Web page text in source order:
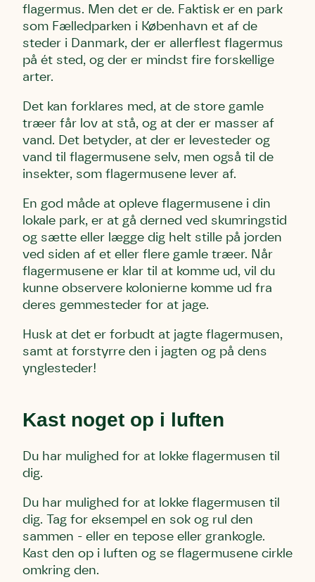
flagermus. Men det er de. Faktisk er en park
som Fælledparken i København et af de
steder i Danmark, der er allerflest flagermus
på ét sted, og der er mindst fire forskellige
arter.
Det kan forklares med, at de store gamle
træer får lov at stå, og at der er masser af
vand. Det betyder, at der er levesteder og
vand til flagermusene selv, men også til de
insekter, som flagermusene lever af.
En god måde at opleve flagermusene i din
lokale park, er at gå derned ved skumringstid
og sætte eller lægge dig helt stille på jorden
ved siden af et eller flere gamle træer. Når
flagermusene er klar til at komme ud, vil du
kunne observere kolonierne komme ud fra
deres gemmesteder for at jage.
Husk at det er forbudt at jagte flagermusen,
samt at forstyrre den i jagten og på dens
ynglesteder!
Kast noget op i luften
Du har mulighed for at lokke flagermusen til
dig.
Du har mulighed for at lokke flagermusen til
dig. Tag for eksempel en sok og rul den
sammen - eller en tepose eller grankogle.
Kast den op i luften og se flagermusene cirkle
omkring den.
Du skriver under på
Test
Linie 2
Fornavn
Efternavn
Email
Telefon
Danmarks Naturfredningsforening må gerne kontakte mig
underskriftindsamlinger og andre støttemuligheder. Jeg
kan til enhver tid tilbagekalde dette samtykke ved at
kontakte persondata@dn.dk
Du skriver under på
Endelig er kvashegnet også et godt
mest kendte af de danske humlebiarter.
Den store humlebi – eller brumbasse
som mange kalder den.
Andet punkt
Humlebier bestøver effektivt blomster
Fornavn
Efternavn
Email
Telefon
Danmarks Naturfredningsforening må gerne kontakte mig
underskriftindsamlinger og andre støttemuligheder. Jeg
kan til enhver tid tilbagekalde dette samtykke ved at
kontakte persondata@dn.dk
Du skriver under på
Fornavn
Efternavn
Email
Telefon
Danmarks Naturfredningsforening må gerne kontakte mig
underskriftindsamlinger og andre støttemuligheder. Jeg
kan til enhver tid tilbagekalde dette samtykke ved at
kontakte persondata@dn.dk